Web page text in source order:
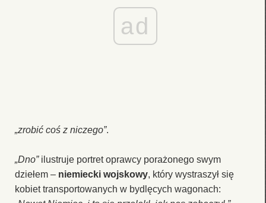
ad
„zrobić coś z niczego”.
„Dno”ilustruje portret oprawcy porażonego swym
dziełem – niemiecki wojskowy, który wystraszył się
kobiet transportowanych w bydlęcych wagonach: